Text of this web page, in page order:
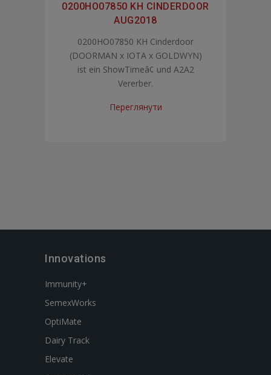
0200HO07850 KH CINDERDOOR
AUG2018
0200HO07850 KH Cinderdoor
(DOORMAN x IOTA x GOLDWYN)
ist ein ShowTimeâ¢ und A2A2
Vererber.
Переглянути
Innovations
Immunity+
SemexWorks
OptiMate
Dairy Track
Elevate